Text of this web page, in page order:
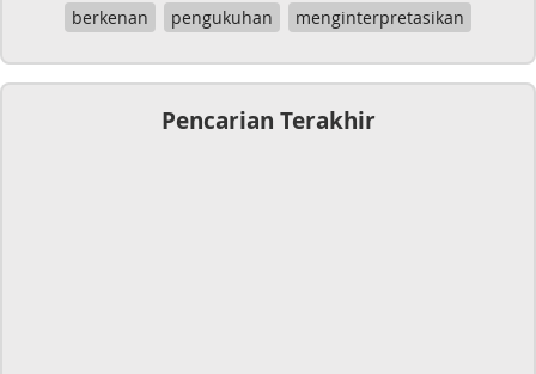
berkenan
pengukuhan menginterpretasikan
Pencarian Terakhir